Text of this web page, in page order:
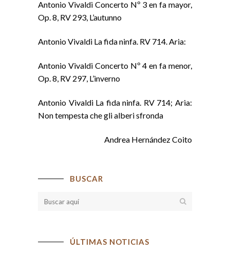
Antonio Vivaldi Concerto Nº 3 en fa mayor,
Op. 8, RV 293, L’autunno
Antonio Vivaldi La fida ninfa. RV 714. Aria:
Antonio Vivaldi Concerto Nº 4 en fa menor,
Op. 8, RV 297, L’inverno
Antonio Vivaldi La fida ninfa. RV 714; Aria:
Non tempesta che gli alberi sfronda
Andrea Hernández Coito
BUSCAR
ÚLTIMAS NOTICIAS